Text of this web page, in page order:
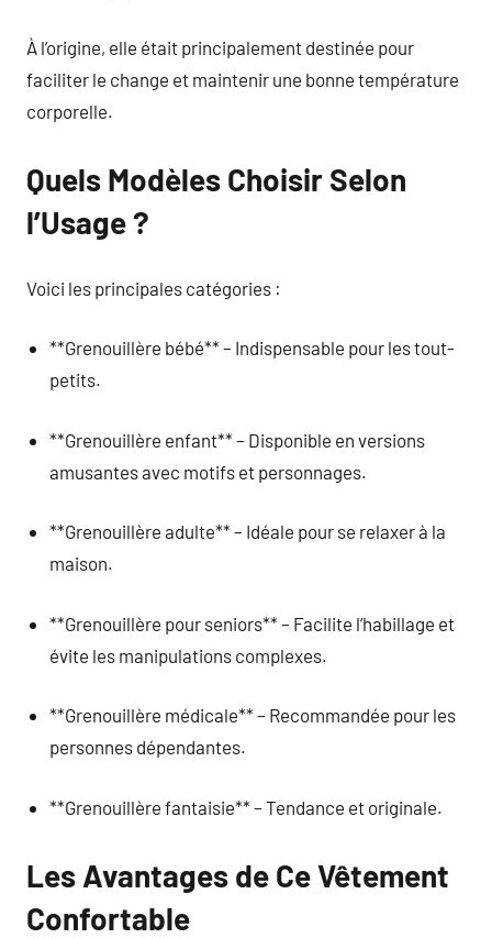
À l’origine, elle était principalement destinée pour
faciliter le change et maintenir une bonne température
corporelle.
Quels Modèles Choisir Selon
l’Usage ?
Voici les principales catégories :
**Grenouillère bébé** – Indispensable pour les tout-
petits.
**Grenouillère enfant** – Disponible en versions
amusantes avec motifs et personnages.
**Grenouillère adulte** – Idéale pour se relaxer à la
maison.
**Grenouillère pour seniors** – Facilite l’habillage et
évite les manipulations complexes.
**Grenouillère médicale** – Recommandée pour les
personnes dépendantes.
**Grenouillère fantaisie** – Tendance et originale.
Les Avantages de Ce Vêtement
Confortable